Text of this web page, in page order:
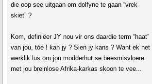
die oop see uitgaan om dolfyne te gaan “vrek
skiet” ?
Kom, definiëer JY nou vir ons daardie term “haat”
van jou, tóé ! kan jy ? Sien jy kans ? Want ek het
werklik lus om jou modderhut se beesmisvloere
met jou breinlose Afrika-karkas skoon te vee...